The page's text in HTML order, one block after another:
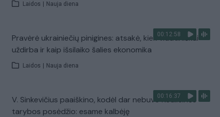
Laidos Nauja diena
00:12:58
Pravėrė ukrainiečių pinigines: atsakė, kiek vidutiniškai
uždirba ir kaip išsilaiko šalies ekonomika
Laidos Nauja diena
00:16:37
V. Sinkevičius paaiškino, kodėl dar nebuvo Koalicinės
tarybos posėdžio: esame kalbėję